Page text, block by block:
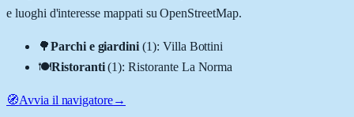
e luoghi d'interesse mappati su OpenStreetMap.
🌳Parchi e giardini (1): Villa Bottini
🍽️Ristoranti (1):Ristorante La Norma
🧭Avvia il navigatore→